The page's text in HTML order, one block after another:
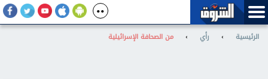
الرئيسية › رأي › من الصحافة الإسرائيلية